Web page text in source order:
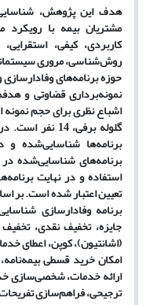
هدف این پژوهش،
مشتریان بیمه با
کاربردی، کیفی،
روششناسی، مروری
حوزه برنامههای
نمونهبرداری قضاوتی و
اشباع نظری برای حجم نمونه
گلوله برفی،
برنامهها شناساییشده و
برنامههای شناساییشده در
استفاده و در نهایت برنامه
تعیین اعتبار شده است. بر
برنامه وفادارسازی
جایزه، تخفیف نقدی،
(اشانتیون)، کوپن، اعطای
امکان خرید قسطی بیمه
ارائه خدمات، شخصیسازی
ترجیحی، فراهمسازی